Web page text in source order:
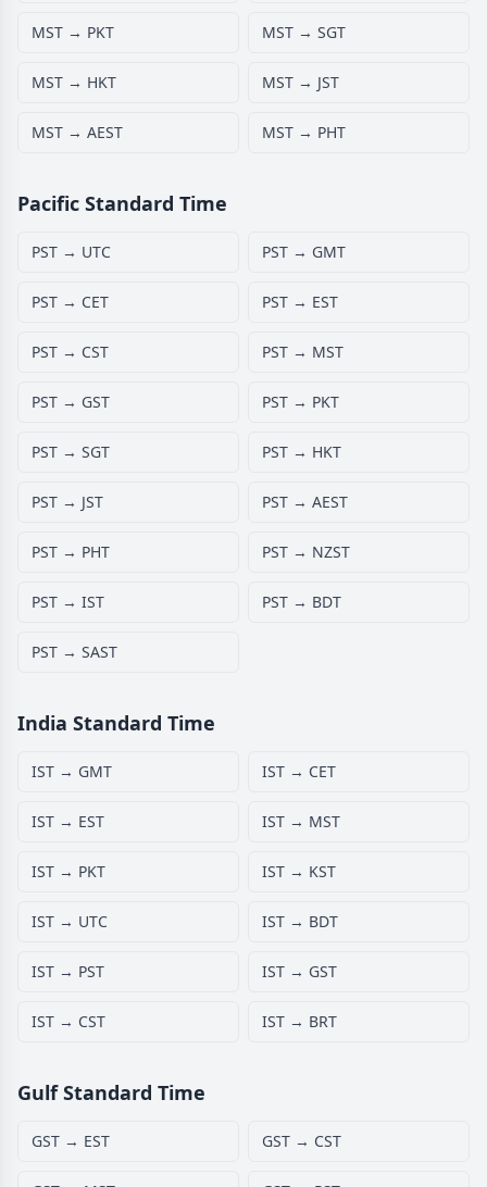
MST → PKT MST → SGT
MST → HKT MST → JST
MST → AEST MST → PHT
Pacific Standard Time
PST → UTC PST → GMT
PST → CET PST → EST
PST → CST PST → MST
PST → GST PST → PKT
PST → SGT PST → HKT
PST → JST PST → AEST
PST → PHT PST → NZST
PST → IST PST → BDT
PST → SAST
India Standard Time
IST → GMT IST → CET
IST → EST IST → MST
IST → PKT IST → KST
IST → UTC IST → BDT
IST → PST IST → GST
IST → CST IST → BRT
Gulf Standard Time
GST → EST GST → CST